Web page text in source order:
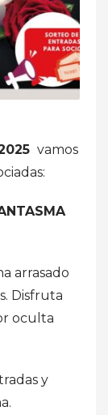
vamos
arrasado
Disfruta
oculta
y